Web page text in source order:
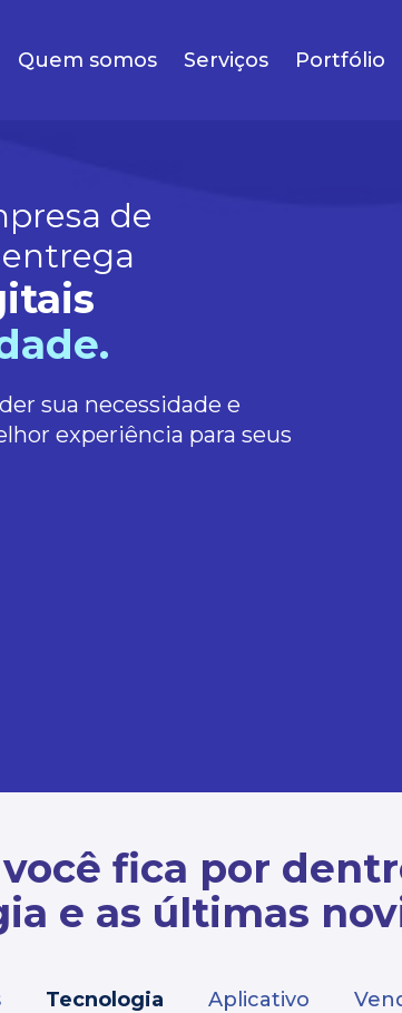
Quem somos Serviços Portfólio
de
sua necessidade e
experiência para seus
fica por
e as últimas
Tecnologia Aplicativo